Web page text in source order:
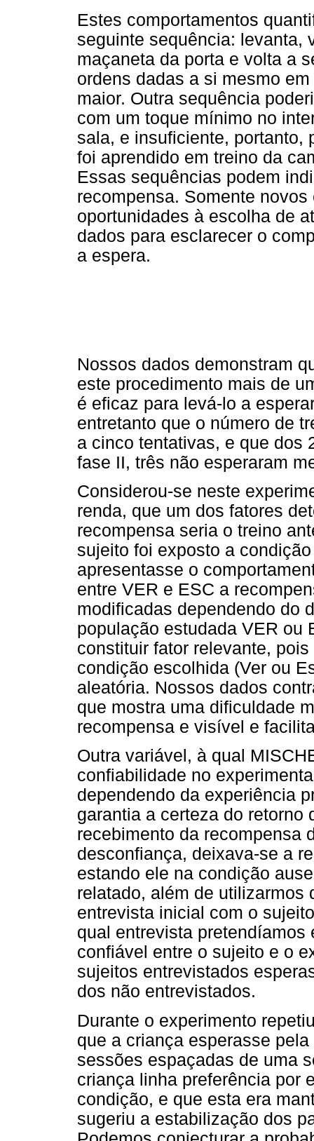
Estes comportamentos
seguinte sequência: levanta,
maçaneta da porta e volta a
ordens dadas a si mesmo
maior. Outra sequência
com um toque mínimo no
sala, e insuficiente, portanto,
foi aprendido em treino da
Essas sequências podem
recompensa. Somente
oportunidades à escolha de
dados para esclarecer o
a espera.
Nossos dados demonstram
este procedimento mais de
é eficaz para levá-lo a
entretanto que o número de
a cinco tentativas, e que dos
fase II, três não esperaram
Considerou-se neste
renda, que um dos fatores
recompensa seria o treino
sujeito foi exposto a
apresentasse o
entre VER e ESC a
modificadas dependendo do
população estudada VER ou
constituir fator relevante,
condição escolhida (Ver ou
aleatória. Nossos dados
que mostra uma dificuldade
recompensa e visível e
Outra variável, à qual
confiabilidade no
dependendo da experiência
garantia a certeza do retorno
recebimento da recompensa
desconfiança, deixava-se a
estando ele na condição
relatado, além de utilizarmos
entrevista inicial com o
qual entrevista
confiável entre o sujeito e o
sujeitos entrevistados
dos não entrevistados.
Durante o experimento
que a criança esperasse
sessões espaçadas de uma
criança linha preferência por
condição, e que esta era
sugeriu a estabilização dos